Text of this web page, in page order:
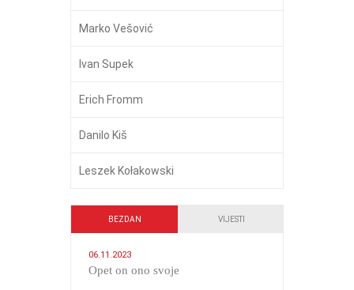
Marko Vešović
Ivan Supek
Erich Fromm
Danilo Kiš
Leszek Kołakowski
BEZDAN VIJESTI
06.11.2023
​Opet on ono svoje